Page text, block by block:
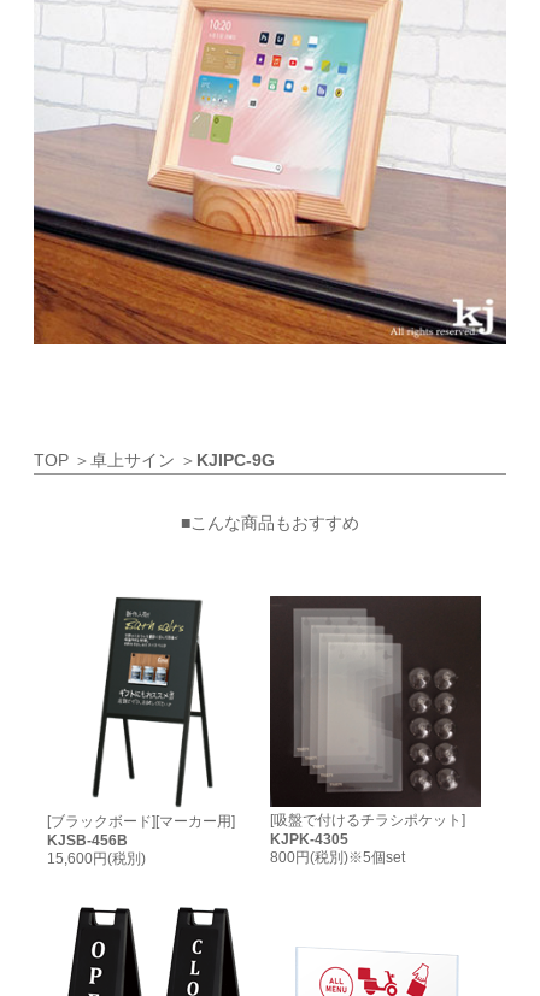
TOP ＞ 卓上サイン ＞ KJIPC-9G
■こんな商品もおすすめ
[ブラックボード][マーカー用]
KJSB-456B
15,600円(税別)
[吸盤で付けるチラシポケット]
KJPK-4305
800円(税別)※5個set